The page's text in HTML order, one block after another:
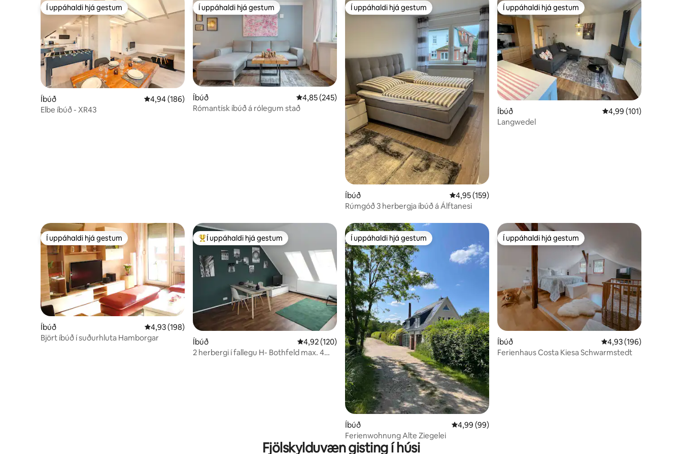
Í uppáhaldi hjá gestum
Í uppáhaldi hjá gestum
Íbúð 4,94 af 5 í meðaleinkunn, 186 umsagnir
4,94 (186)
Elbe íbúð - XR43
Í uppáhaldi hjá gestum
Í uppáhaldi hjá gestum
Íbúð 4,85 af 5 í meðaleinkunn, 245 umsagnir
4,85 (245)
Rómantísk íbúð á rólegum stað
Í uppáhaldi hjá gestum
Í uppáhaldi hjá gestum
Íbúð 4,95 af 5 í meðaleinkunn, 159 umsagnir
4,95 (159)
Rúmgóð 3 herbergja íbúð á Álftanesi
Í uppáhaldi hjá gestum
Í uppáhaldi hjá gestum
Íbúð 4,99 af 5 í
4,99 (101)
Langwedel
Í uppáhaldi hjá gestum
Í uppáhaldi hjá gestum
Íbúð 4,93 af 5 í meðaleinkunn, 198 umsagnir
4,93 (198)
Björt íbúð í suðurhluta Hamborgar
Í mestu uppáhaldi hjá gestum
Í uppáhaldi hjá gestum
Íbúð 4,92 af 5 í meðaleinkunn, 120 umsagnir
4,92 (120)
2 herbergi í fallegu H- Bothfeld max. 4
Í uppáhaldi hjá gestum
Í uppáhaldi hjá gestum
Íbúð 4,99 af 5 í meðaleinkunn, 99 umsagnir
4,99 (99)
Ferienwohnung Alte Ziegelei
Í uppáhaldi hjá gestum
Í uppáhaldi hjá gestum
Íbúð 4,93 af 5 í
4,93 (196)
Ferienhaus Costa Kiesa Schwarmstedt
Fjölskylduvæn gisting í húsi